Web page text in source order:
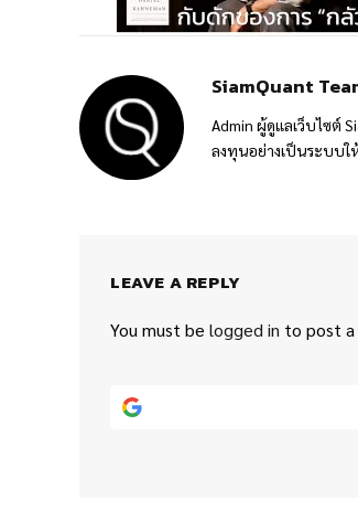
SiamQuant
Admin ผู้ดูแลเว็บไซต์
ลงทุนอย่างเป็นระบบ
LEAVE A REPLY
You must be logged in to post